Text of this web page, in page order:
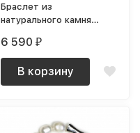
Браслет из
натурального камня
6 590 ₽
В корзину